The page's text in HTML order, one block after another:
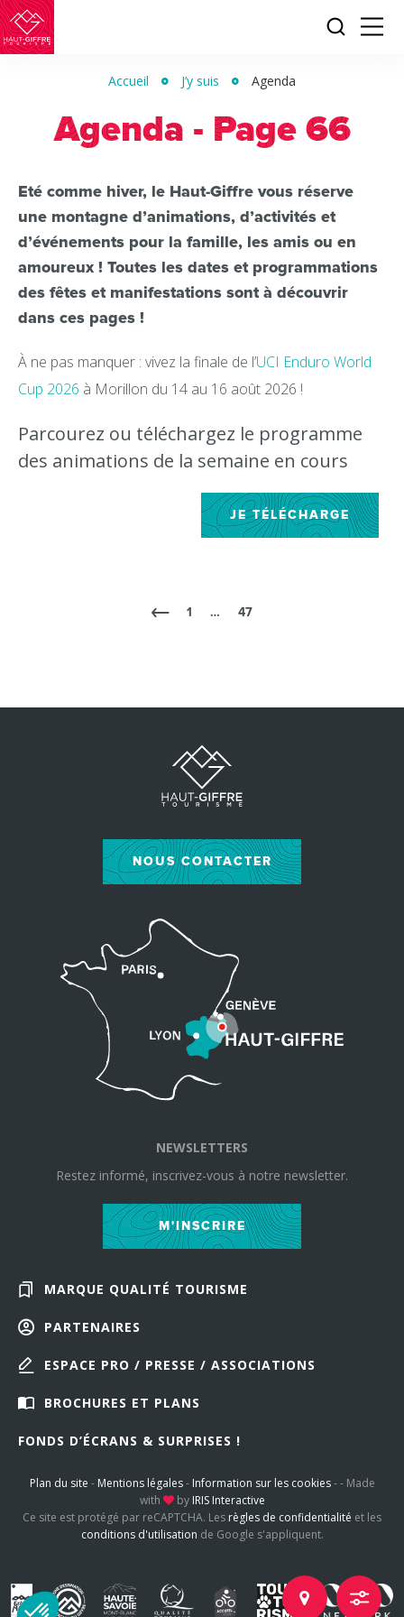
Haut-
Menu
Accueil J’y suis Agenda
Agenda - Page 66
Eté comme hiver, le Haut-Giffre vous réserve
une montagne d’animations, d’activités et
d’événements pour la famille, les amis ou en
amoureux ! Toutes les dates et programmations
des fêtes et manifestations sont à découvrir
dans ces pages !
À ne pas manquer : vivez la finale de l’UCI Enduro World
Cup 2026 à Morillon du 14 au 16 août 2026 !
Parcourez ou téléchargez le programme
des animations de la semaine en cours
JE TÉLÉCHARGE
1 … 47
NOUS CONTACTER
NEWSLETTERS
Restez informé, inscrivez-vous à notre newsletter.
M'INSCRIRE
MARQUE QUALITÉ TOURISME
PARTENAIRES
ESPACE PRO / PRESSE / ASSOCIATIONS
BROCHURES ET PLANS
FONDS D’ÉCRANS & SURPRISES !
Plan du site - Mentions légales- Information sur les cookies - -Made
with
by IRIS Interactive
Ce site est protégé par reCAPTCHA. Les règles de confidentialité et les
conditions d'utilisation de Google s'appliquent.